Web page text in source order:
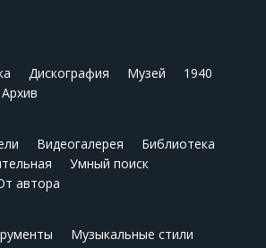
Дискография Музей
1940
Архив
Видеогалерея
Библиотека
Умный поиск
автора
Музыкальные стили